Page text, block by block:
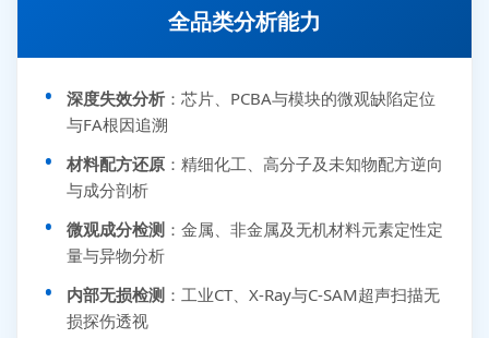
全品类分析能力
深度失效分析 ：芯片、PCBA与模块的微观缺陷定位
与FA根因追溯
材料配方还原 ：精细化工、高分子及未知物配方逆向
与成分剖析
微观成分检测 ：金属、非金属及无机材料元素定性定
量与异物分析
内部无损检测 ：工业CT、X-Ray与C-SAM超声扫描无
损探伤透视